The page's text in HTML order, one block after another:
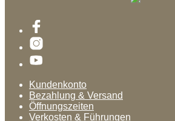
Kundenkonto
Bezahlung & Versand
Öffnungszeiten
Verkosten & Führungen